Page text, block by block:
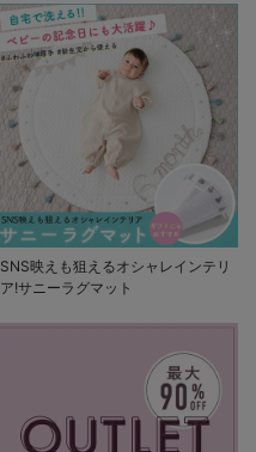
SNS映えも狙えるオシャレインテリ
ア!サニーラグマット